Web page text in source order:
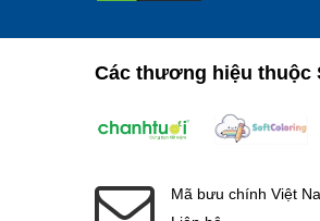
Các thương hiệu thuộc
Mã bưu chính Việt